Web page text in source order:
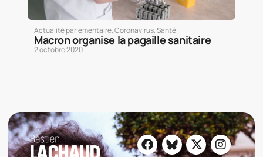
Actualité parlementaire,Coronavirus,Santé
Macron organise la pagaille sanitaire
2 octobre 2020